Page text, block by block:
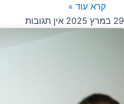
קרא עוד »
29 במרץ 2025
אין תגובות